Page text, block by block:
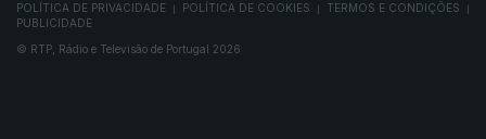
POLÍTICA DE PRIVACIDADE POLÍTICA DE COOKIES TERMOS E CONDIÇÕES
PUBLICIDADE
© RTP, Rádio e Televisão de Portugal 2026